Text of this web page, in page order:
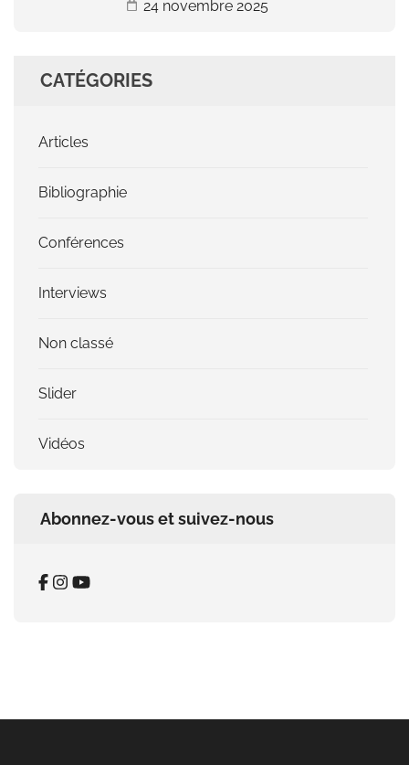
24 novembre 2025
CATÉGORIES
Articles
Bibliographie
Conférences
Interviews
Non classé
Slider
Vidéos
Abonnez-vous et suivez-nous